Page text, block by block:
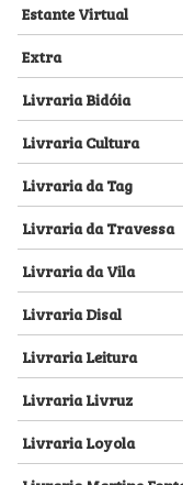
Estante Virtual
Extra
Livraria Bidóia
Livraria Cultura
Livraria da Tag
Livraria da Travessa
Livraria da Vila
Livraria Disal
Livraria Leitura
Livraria Livruz
Livraria Loyola